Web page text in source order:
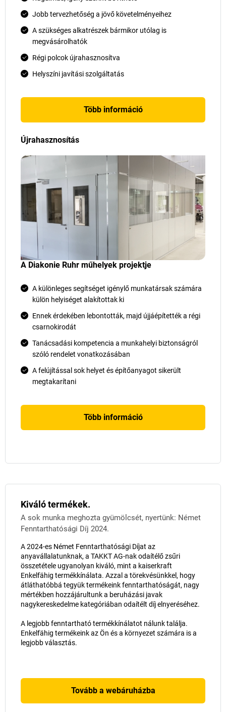
Jobb tervezhetőség a jövő követelményeihez
A szükséges alkatrészek bármikor utólag is
megvásárolhatók
Régi polcok újrahasznosítva
Helyszíni javítási szolgáltatás
Több információ
Újrahasznosítás
A Diakonie Ruhr műhelyek projektje
A különleges segítséget igénylő munkatársak számára
külön helyiséget alakítottak ki
Ennek érdekében lebontották, majd újjáépítették a régi
csarnokirodát
Tanácsadási kompetencia a munkahelyi biztonságról
szóló rendelet vonatkozásában
A felújítással sok helyet és építőanyagot sikerült
megtakarítani
Több információ
Kiváló termékek.
A sok munka meghozta gyümölcsét, nyertünk: Német
Fenntarthatósági Díj 2024.
A 2024-es Német Fenntarthatósági Díjat az
anyavállalatunknak, a TAKKT AG-nak odaítélő zsűri
összetétele ugyanolyan kiváló, mint a kaiserkraft
Enkelfähig termékkínálata. Azzal a törekvésünkkel, hogy
átláthatóbbá tegyük termékeink fenntarthatóságát, nagy
mértékben hozzájárultunk a beruházási javak
nagykereskedelme kategóriában odaítélt díj elnyeréséhez.
A legjobb fenntartható termékkínálatot nálunk találja.
Enkelfähig termékeink az Ön és a környezet számára is a
legjobb választás.
Tovább a webáruházba